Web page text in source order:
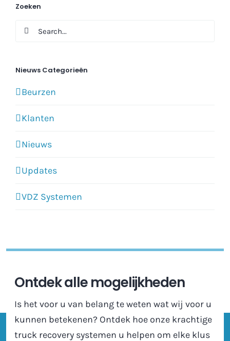
Zoeken
Search
Nieuws Categorieën
Beurzen
Klanten
Nieuws
Updates
VDZ Systemen
Ontdek alle mogelijkheden
Is het voor u van belang te weten wat wij voor u
kunnen betekenen? Ontdek hoe onze krachtige
truck recovery systemen u helpen om elke klus